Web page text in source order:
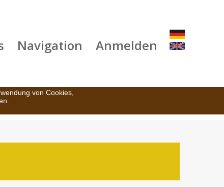
Navigation Anmelden
von Cookies,